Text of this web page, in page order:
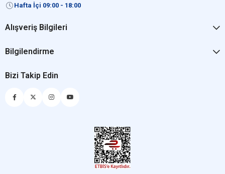
Hafta İçi 09:00 - 18:00
Alışveriş Bilgileri
Bilgilendirme
Bizi Takip Edin